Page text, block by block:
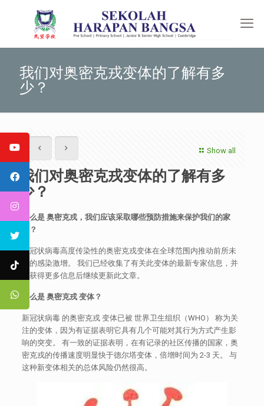
我们对奥密克戎变体的了解有多
少？
Show all
我们对奥密克戎变体的了解有多
少？
什么是 奥密克戎，我们应该采取哪些预防措施来保护我们的家
人？
新冠状病毒高度传染性的奥密克戎变体在全球范围内推动前所未
有的感染激增。 我们已经收集了有关此变体的最新专家信息，并
在获得更多信息后继续更新此文章。
什么是 奥密克戎 变体？
新冠状病毒 的奥密克戎 变体已被 世界卫生组织（WHO） 称为关
注的变体，因为有证据表明它具有几个可能对其行为方式产生影
响的突变。 有一致的证据表明，在有记录的社区传播的国家，奥
密克戎的传播速度明显快于德尔塔变体，倍增时间为 2-3 天。 与
这种新变体相关的总体风险仍然很高。